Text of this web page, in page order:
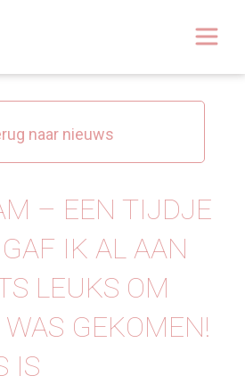
Over
Huidoplossingen
Behandelingen
Tarieven 2026
Blog
Webshop
naar nieuws
– EEN TIJDJE
IK AL AAN
LEUKS OM
GEKOMEN!
IS